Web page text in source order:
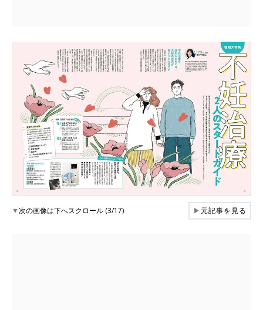
▼次の画像は下へスクロール (3/17) ▶元記事を見る